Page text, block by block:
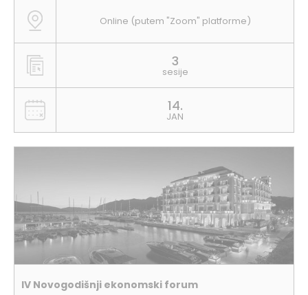
Online (putem "Zoom" platforme)
3
sesije
14.
JAN
IV Novogodišnji ekonomski forum